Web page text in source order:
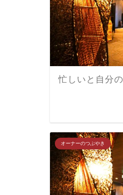
忙しいと自分
オーナーのつぶやき